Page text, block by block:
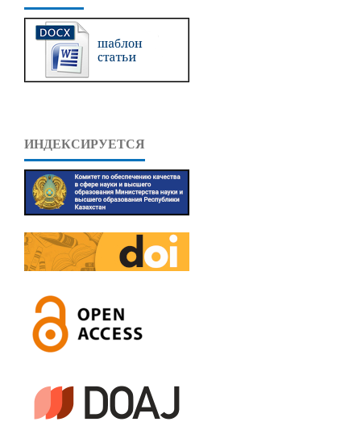
ИНДЕКСИРУЕТСЯ